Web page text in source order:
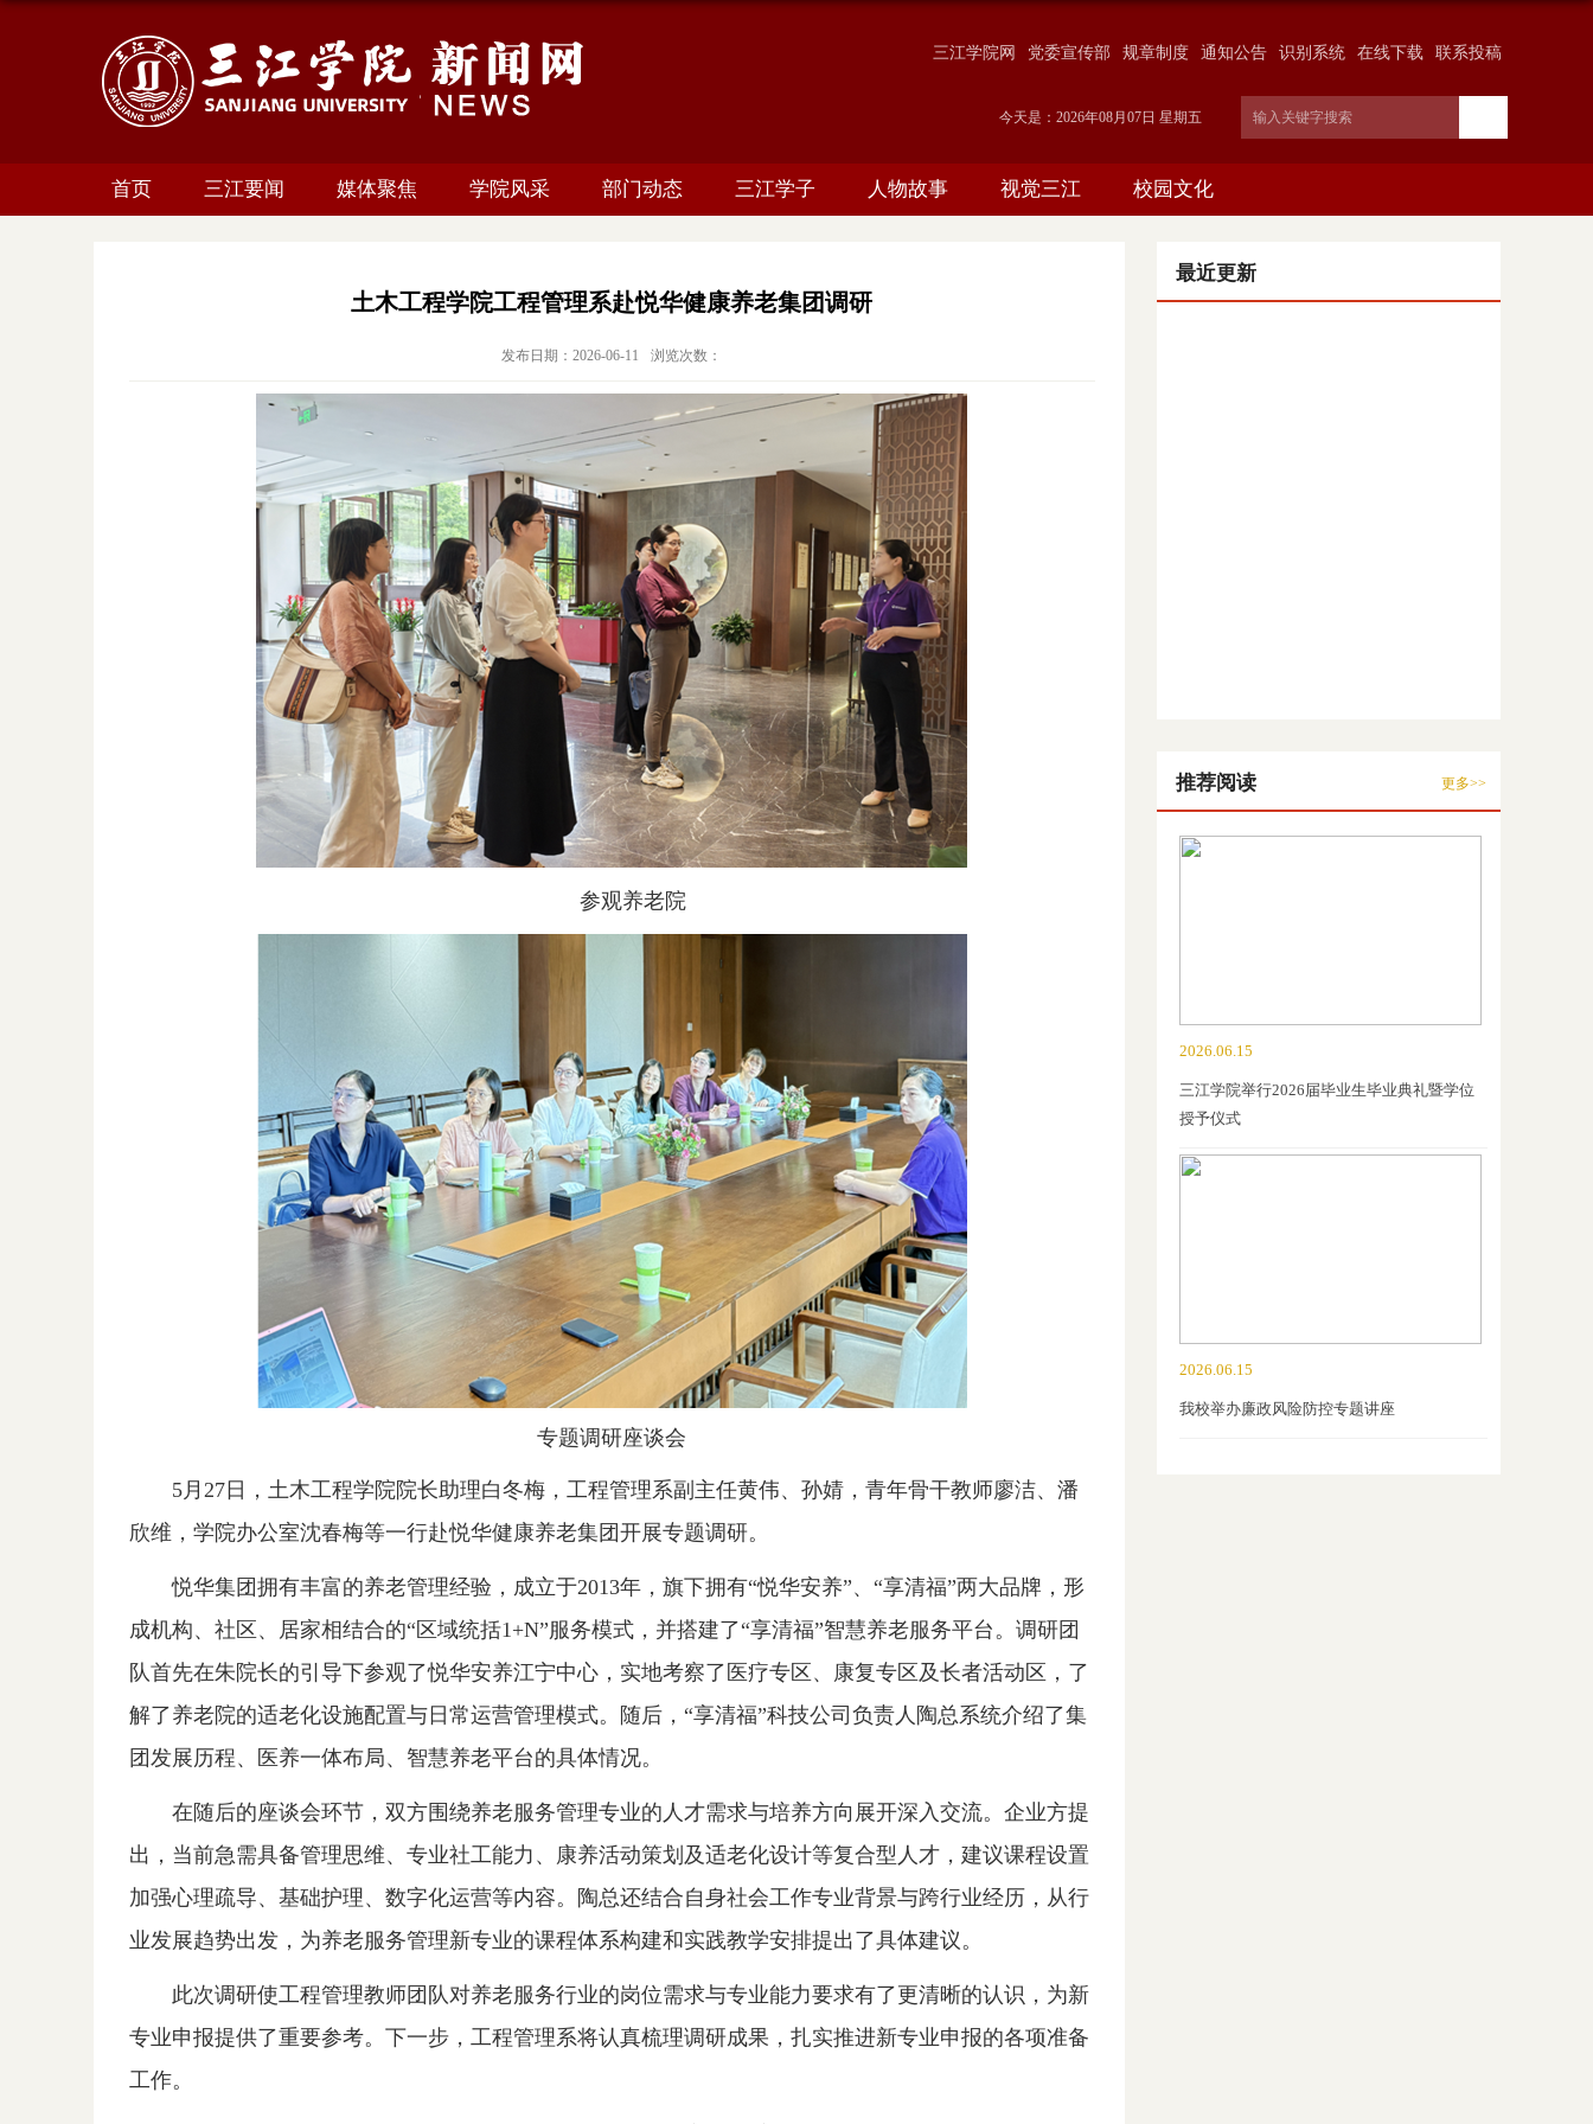
三江学院网 党委宣传部 规章制度 通知公告 识别系统 在线下载 联系投稿
今天是： 2026年08月07日 星期五
首页 三江要闻 媒体聚焦 学院风采 部门动态 三江学子 人物故事 视觉三江 校园文化
土木工程学院工程管理系赴悦华健康养老集团调研
发布日期：2026-06-11 浏览次数：
参观养老院
专题调研座谈会
5月27日，土木工程学院院长助理白冬梅，工程管理系副主任黄伟、孙婧，青年骨干教师廖洁、潘
欣维，学院办公室沈春梅等一行赴悦华健康养老集团开展专题调研。
悦华集团拥有丰富的养老管理经验，成立于2013年，旗下拥有“悦华安养”、“享清福”两大品牌，形
成机构、社区、居家相结合的“区域统括1+N”服务模式，并搭建了“享清福”智慧养老服务平台。调研团
队首先在朱院长的引导下参观了悦华安养江宁中心，实地考察了医疗专区、康复专区及长者活动区，了
解了养老院的适老化设施配置与日常运营管理模式。随后，“享清福”科技公司负责人陶总系统介绍了集
团发展历程、医养一体布局、智慧养老平台的具体情况。
在随后的座谈会环节，双方围绕养老服务管理专业的人才需求与培养方向展开深入交流。企业方提
出，当前急需具备管理思维、专业社工能力、康养活动策划及适老化设计等复合型人才，建议课程设置
加强心理疏导、基础护理、数字化运营等内容。陶总还结合自身社会工作专业背景与跨行业经历，从行
业发展趋势出发，为养老服务管理新专业的课程体系构建和实践教学安排提出了具体建议。
此次调研使工程管理教师团队对养老服务行业的岗位需求与专业能力要求有了更清晰的认识，为新
专业申报提供了重要参考。下一步，工程管理系将认真梳理调研成果，扎实推进新专业申报的各项准备
工作。
最近更新
推荐阅读 更多>>
2026.06.15
三江学院举行2026届毕业生毕业典礼暨学位
授予仪式
2026.06.15
我校举办廉政风险防控专题讲座